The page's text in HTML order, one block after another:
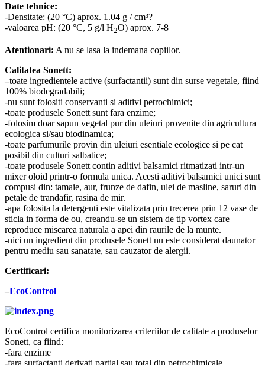
Date tehnice:
-Densitate: (20 °C) aprox. 1.04 g / cm³?
-valoarea pH: (20 °C, 5 g/l H2O) aprox. 7-8
Atentionari: A nu se lasa la indemana copiilor.
Calitatea Sonett:
–toate ingredientele active (surfactantii) sunt din surse vegetale, fiind
100% biodegradabili;
-nu sunt folositi conservanti si aditivi petrochimici;
-toate produsele Sonett sunt fara enzime;
-folosim doar sapun vegetal pur din uleiuri provenite din agricultura
ecologica si/sau biodinamica;
-toate parfumurile provin din uleiuri esentiale ecologice si pe cat
posibil din culturi salbatice;
-toate produsele Sonett contin aditivi balsamici ritmatizati intr-un
mixer oloid printr-o formula unica. Acesti aditivi balsamici unici sunt
compusi din: tamaie, aur, frunze de dafin, ulei de masline, saruri din
petale de trandafir, rasina de mir.
-apa folosita la detergenti este vitalizata prin trecerea prin 12 vase de
sticla in forma de ou, creandu-se un sistem de tip vortex care
reproduce miscarea naturala a apei din raurile de la munte.
-nici un ingredient din produsele Sonett nu este considerat daunator
pentru mediu sau sanatate, sau cauzator de alergii.
Certificari:
–EcoControl
EcoControl certifica monitorizarea criteriilor de calitate a produselor
Sonett, ca fiind:
-fara enzime
-fara surfactanti derivati partial sau total din petrochimicale